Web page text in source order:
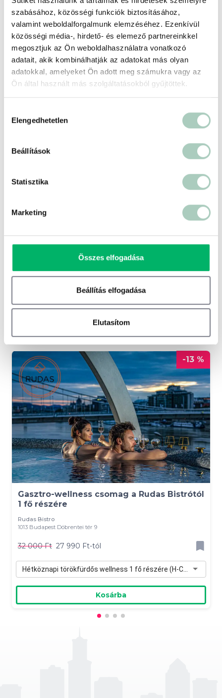
szabásához, közösségi funkciók biztosításához,
valamint weboldalforgalmunk elemzéséhez. Ezenkívül
közösségi média-, hirdető- és elemező partnereinkkel
megosztjuk az Ön weboldalhasználatra vonatkozó
adatait, akik kombinálhatják az adatokat más olyan
adatokkal, amelyeket Ön adott meg számukra vagy az
Ön által használt más szolgáltatásokból gyűjtöttek.
kiválasztása
Elengedhetetlen
Beállítások
Statisztika
Marketing
Összes elfogadása
Beállítás elfogadása
Elutasítom
1137 Budapest Pannónia utca 13
https://www.facebook.com/profile.php?id=61557775187263
© 1987–2026 HERE
H: Zárva
V: 12:00-20:00
Ez is érdekelhet
-13 %
Gasztro-wellness csomag a Rudas Bistrótól
1 fő részére
Rudas Bistro
1013 Budapest Döbrentei tér 9
32 000 Ft 27 990 Ft-tól
Kosárba